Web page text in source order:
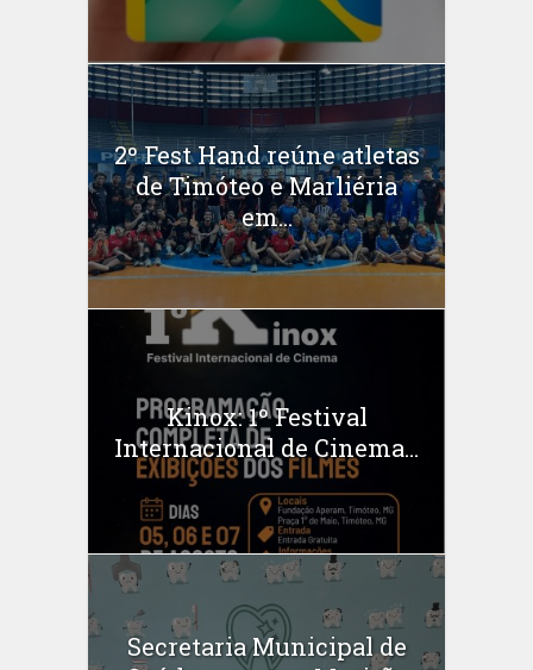
2º Fest Hand reúne atletas
de Timóteo e Marliéria
em...
Kinox: 1º Festival
Internacional de Cinema...
Secretaria Municipal de